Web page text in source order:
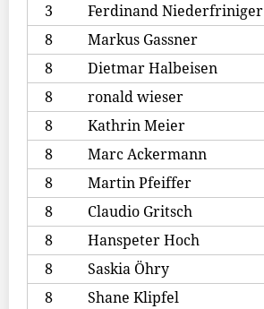
3
Ferdinand Niederfriniger
8
Markus Gassner
8
Dietmar Halbeisen
8
ronald wieser
8
Kathrin Meier
8
Marc Ackermann
8
Martin Pfeiffer
8
Claudio Gritsch
8
Hanspeter Hoch
8
Saskia Öhry
8
Shane Klipfel